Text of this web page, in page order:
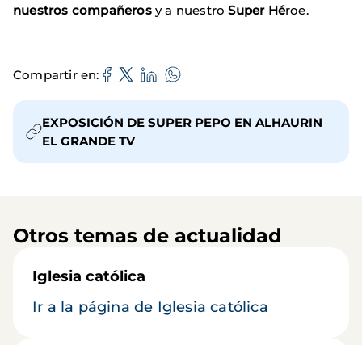
nuestros compañerosy a nuestroSuper Héroe.
Compartir en
EXPOSICIÓN DE SUPER PEPO EN ALHAURIN
EL GRANDE TV
Otros temas de actualidad
Iglesia católica
Ir a la página de Iglesia católica